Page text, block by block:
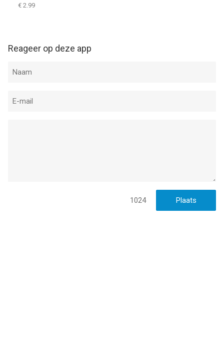
€ 2.99
Reageer op deze app
1024